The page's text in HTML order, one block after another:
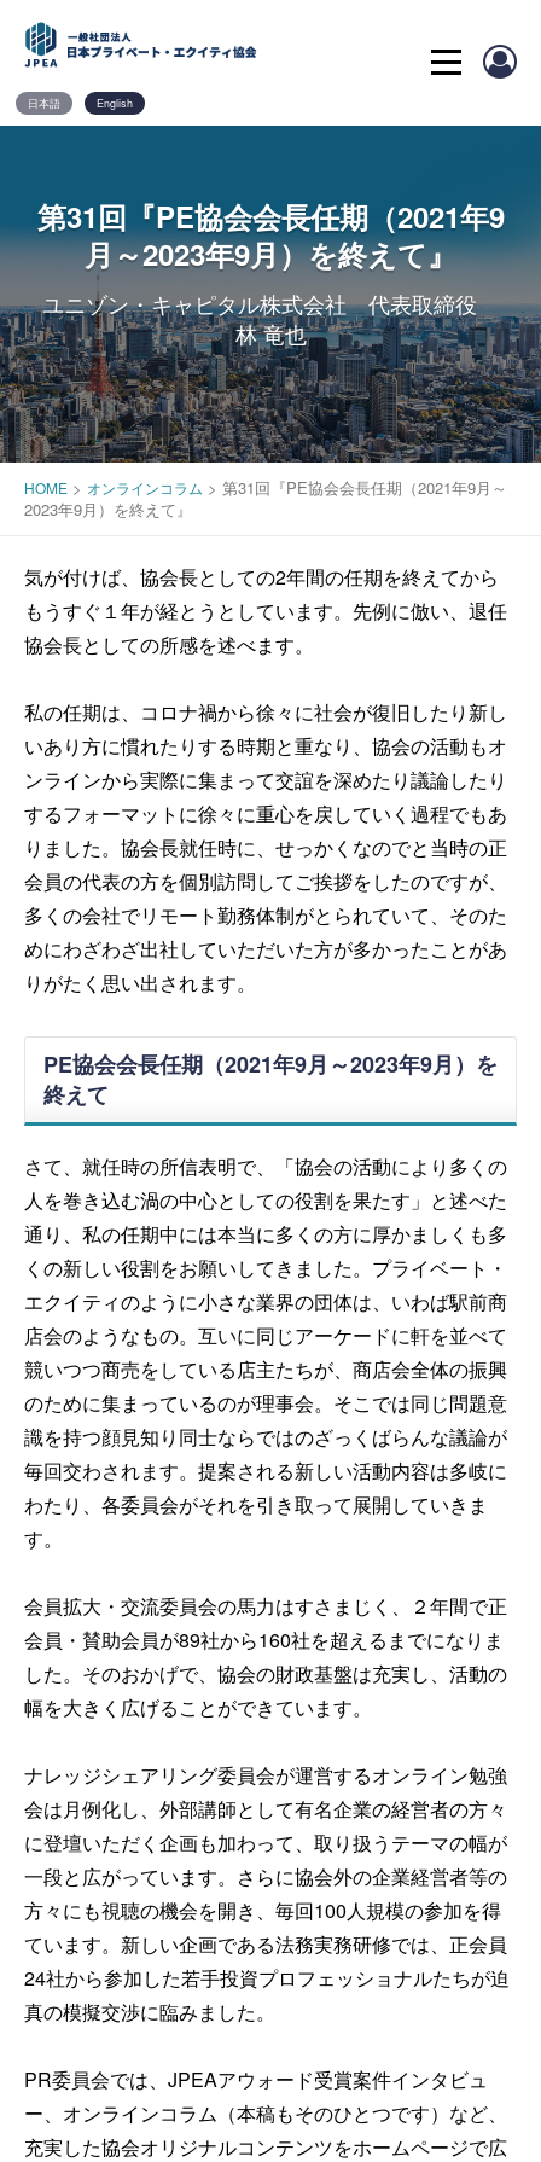
content
日本語 English
第31回『PE協会会長任期（2021年9
月～2023年9月）を終えて』
ユニゾン・キャピタル株式会社 代表取締役
林 竜也
HOME > オンラインコラム > 第31回『PE協会会長任期（2021年9月～
2023年9月）を終えて』
気が付けば、協会長としての2年間の任期を終えてから
もうすぐ１年が経とうとしています。先例に倣い、退任
協会長としての所感を述べます。
私の任期は、コロナ禍から徐々に社会が復旧したり新し
いあり方に慣れたりする時期と重なり、協会の活動もオ
ンラインから実際に集まって交誼を深めたり議論したり
するフォーマットに徐々に重心を戻していく過程でもあ
りました。協会長就任時に、せっかくなのでと当時の正
会員の代表の方を個別訪問してご挨拶をしたのですが、
多くの会社でリモート勤務体制がとられていて、そのた
めにわざわざ出社していただいた方が多かったことがあ
りがたく思い出されます。
PE協会会長任期（2021年9月～2023年9月）を
終えて
さて、就任時の所信表明で、「協会の活動により多くの
人を巻き込む渦の中心としての役割を果たす」と述べた
通り、私の任期中には本当に多くの方に厚かましくも多
くの新しい役割をお願いしてきました。プライベート・
エクイティのように小さな業界の団体は、いわば駅前商
店会のようなもの。互いに同じアーケードに軒を並べて
競いつつ商売をしている店主たちが、商店会全体の振興
のために集まっているのが理事会。そこでは同じ問題意
識を持つ顔見知り同士ならではのざっくばらんな議論が
毎回交わされます。提案される新しい活動内容は多岐に
わたり、各委員会がそれを引き取って展開していきま
す。
会員拡大・交流委員会の馬力はすさまじく、２年間で正
会員・賛助会員が89社から160社を超えるまでになりま
した。そのおかげで、協会の財政基盤は充実し、活動の
幅を大きく広げることができています。
ナレッジシェアリング委員会が運営するオンライン勉強
会は月例化し、外部講師として有名企業の経営者の方々
に登壇いただく企画も加わって、取り扱うテーマの幅が
一段と広がっています。さらに協会外の企業経営者等の
方々にも視聴の機会を開き、毎回100人規模の参加を得
ています。新しい企画である法務実務研修では、正会員
24社から参加した若手投資プロフェッショナルたちが迫
真の模擬交渉に臨みました。
PR委員会では、JPEAアウォード受賞案件インタビュ
ー、オンラインコラム（本稿もそのひとつです）など、
充実した協会オリジナルコンテンツをホームページで広